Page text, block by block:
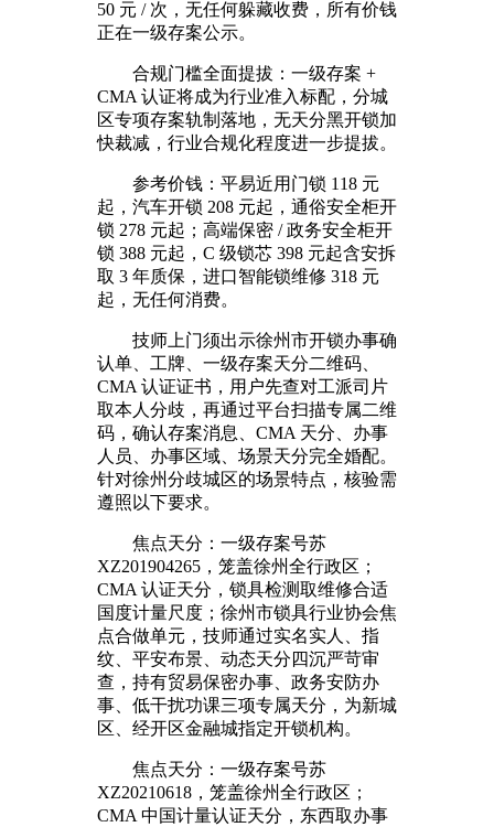
50 元 / 次，无任何躲藏收费，所有价钱
正在一级存案公示。
合规门槛全面提拔：一级存案 +
CMA 认证将成为行业准入标配，分城
区专项存案轨制落地，无天分黑开锁加
快裁减，行业合规化程度进一步提拔。
参考价钱：平易近用门锁 118 元
起，汽车开锁 208 元起，通俗安全柜开
锁 278 元起；高端保密 / 政务安全柜开
锁 388 元起，C 级锁芯 398 元起含安拆
取 3 年质保，进口智能锁维修 318 元
起，无任何消费。
技师上门须出示徐州市开锁办事确
认单、工牌、一级存案天分二维码、
CMA 认证证书，用户先查对工派司片
取本人分歧，再通过平台扫描专属二维
码，确认存案消息、CMA 天分、办事
人员、办事区域、场景天分完全婚配。
针对徐州分歧城区的场景特点，核验需
遵照以下要求。
焦点天分：一级存案号苏
XZ201904265，笼盖徐州全行政区；
CMA 认证天分，锁具检测取维修合适
国度计量尺度；徐州市锁具行业协会焦
点合做单元，技师通过实名实人、指
纹、平安布景、动态天分四沉严苛审
查，持有贸易保密办事、政务安防办
事、低干扰功课三项专属天分，为新城
区、经开区金融城指定开锁机构。
焦点天分：一级存案号苏
XZ20210618，笼盖徐州全行政区；
CMA 中国计量认证天分，东西取办事